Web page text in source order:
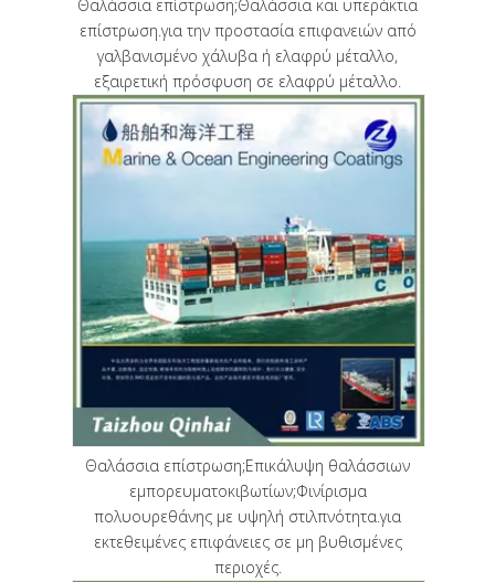
Θαλάσσια επίστρωση;Θαλάσσια και υπεράκτια
επίστρωση.για την προστασία επιφανειών από
γαλβανισμένο χάλυβα ή ελαφρύ μέταλλο,
εξαιρετική πρόσφυση σε ελαφρύ μέταλλο.
Θαλάσσια επίστρωση;Επικάλυψη θαλάσσιων
εμπορευματοκιβωτίων;Φινίρισμα
πολυουρεθάνης με υψηλή στιλπνότητα.για
εκτεθειμένες επιφάνειες σε μη βυθισμένες
περιοχές.